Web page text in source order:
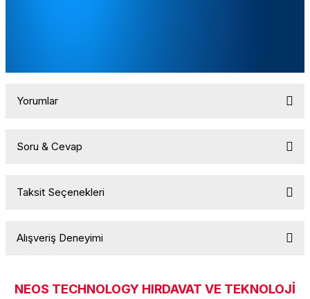
Yorumlar
Soru & Cevap
Taksit Seçenekleri
Alışveriş Deneyimi
Sitemize ilk yorumu siz yapın!
NEOS TECHNOLOGY HIRDAVAT VE TEKNOLOJİ